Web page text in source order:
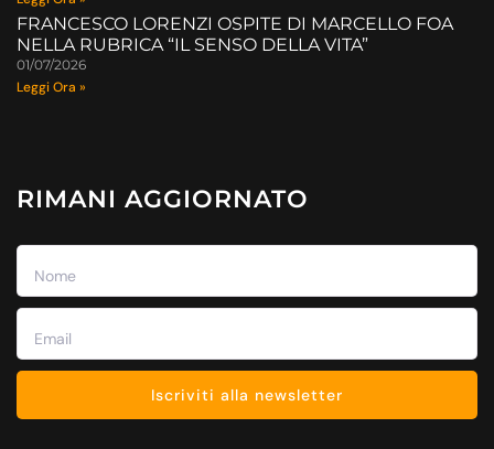
FRANCESCO LORENZI OSPITE DI MARCELLO FOA
NELLA RUBRICA “IL SENSO DELLA VITA”
01/07/2026
Leggi Ora »
RIMANI AGGIORNATO
Iscriviti alla newsletter